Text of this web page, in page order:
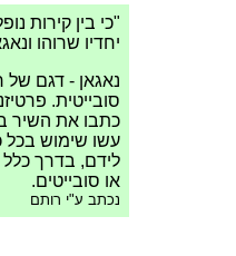
"כי בין קירות
יחדיו שרוהו
נאגאן - דגם של
סובייטית.
עשו שימוש בכל
לידם, בדרך
או סובייטים.
נכתב ע"י רותם